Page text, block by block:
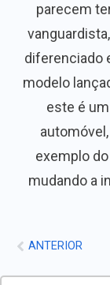
parecem
diferenciado
modelo
este é
exemplo
mudando a
ANTERIOR